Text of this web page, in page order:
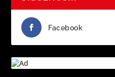
Facebook